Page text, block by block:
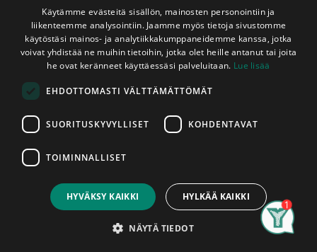
55,08€
Account
Shop
Lattialauta Mänty 28x95x5100 mm Varastokuiva
(1,73m2/pkt, 4kpl/pkt)
Lattialauta Mänty 28x95x5100 mm
Varastokuiva (1,73m2/pkt,
4kpl/pkt)
18 %, päätypontattu
Oksamännystä valmistettu
käsittelemätön lattialauta päätypontilla
Käytämme evästeitä sisällön, mainosten personointiin ja
liikenteemme analysointiin. Jaamme myös tietoja sivustomme
käytöstäsi mainos- ja analytiikkakumppaneidemme kanssa, jotka
voivat yhdistää ne muihin tietoihin, jotka olet heille antanut tai joita
he ovat keränneet käyttäessäsi palveluitaan. Lue lisää
EHDOTTOMASTI VÄLTTÄMÄTTÖMÄT
SUORITUSKYVYLLISET KOHDENTAVAT
TOIMINNALLISET
HYVÄKSY KAIKKI HYLKÄÄ KAIKKI
NÄYTÄ TIEDOT